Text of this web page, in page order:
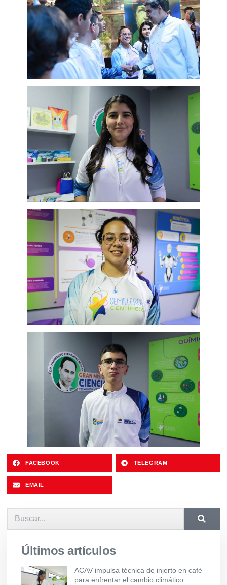
FACEBOOK TELEGRAM
EMAIL
Últimos artículos
ACAV impulsa técnica de injerto en café
para enfrentar el cambio climático